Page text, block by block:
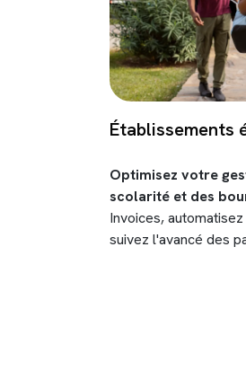
Établissements
Optimisez votre
scolarité et des
Invoices,
suivez l'avancé des